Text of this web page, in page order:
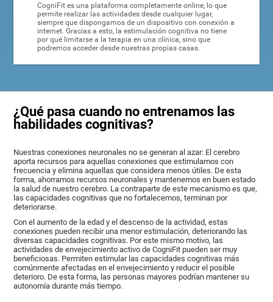
CogniFit es una plataforma completamente online, lo que
permite realizar las actividades desde cualquier lugar,
siempre que dispongamos de un dispositivo con conexión a
internet. Gracias a esto, la estimulación cognitiva no tiene
por qué limitarse a la terapia en una clínica, sino que
podremos acceder desde nuestras propias casas.
¿Qué pasa cuando no entrenamos las
habilidades cognitivas?
Nuestras conexiones neuronales no se generan al azar: El cerebro
aporta recursos para aquellas conexiones que estimulamos con
frecuencia y elimina aquellas que considera menos útiles. De esta
forma, ahorramos recursos neuronales y mantenemos en buen estado
la salud de nuestro cerebro. La contraparte de este mecanismo es que,
las capacidades cognitivas que no fortalecemos, terminan por
deteriorarse.
Con el aumento de la edad y el descenso de la actividad, estas
conexiones pueden recibir una menor estimulación, deteriorando las
diversas capacidades cognitivas. Por este mismo motivo, las
actividades de envejecimiento activo de CogniFit pueden ser muy
beneficiosas. Permiten estimular las capacidades cognitivas más
comúnmente afectadas en el envejecimiento y reducir el posible
deterioro. De esta forma, las personas mayores podrían mantener su
autonomía durante más tiempo.